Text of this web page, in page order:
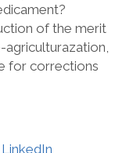
of the merit
for corrections
LinkedIn